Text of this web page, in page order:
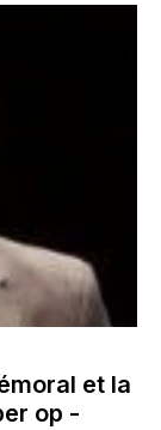
et la
op -